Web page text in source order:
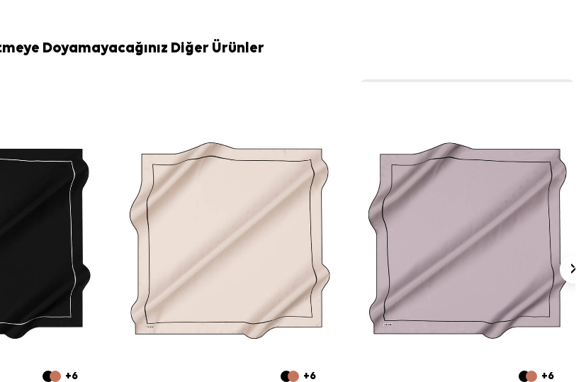
İpek Eşarp Şampuanı
Ekru Siyah İpek Krep Saten Kare Çizgili Eşarp hangi
Doyamayacağınız Diğer Ürünler
+6 +6 +6